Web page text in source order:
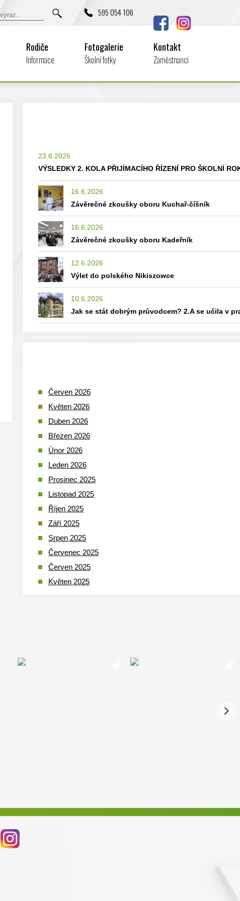
595 054 106
Rodiče
Informace
Fotogalerie
Školní fotky
Kontakt
Zaměstnanci
23.6.2026
VÝSLEDKY 2. KOLA PŘIJÍMACÍHO ŘÍZENÍ PRO ŠKOLNÍ
16.6.2026
Závěrečné zkoušky oboru Kuchař-číšník
16.6.2026
Závěrečné zkoušky oboru Kadeřník
12.6.2026
Výlet do polského Nikiszowce
10.6.2026
Jak se stát dobrým průvodcem? 2.A se učila v
Červen 2026
Květen 2026
Duben 2026
Březen 2026
Únor 2026
Leden 2026
Prosinec 2025
Listopad 2025
Říjen 2025
Září 2025
Srpen 2025
Červenec 2025
Červen 2025
Květen 2025
Prosinec 2023